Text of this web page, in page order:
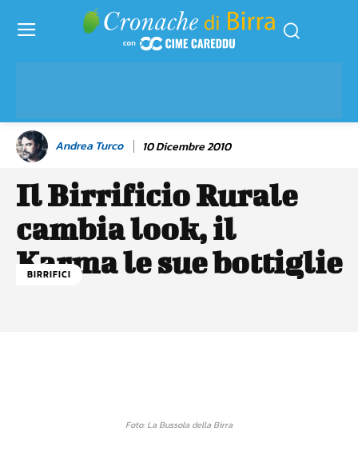
Andrea Turco 10 Dicembre 2010
Il Birrificio Rurale
cambia look, il
Karma le sue bottiglie
BIRRIFICI
Foto: La Bussola della Birra